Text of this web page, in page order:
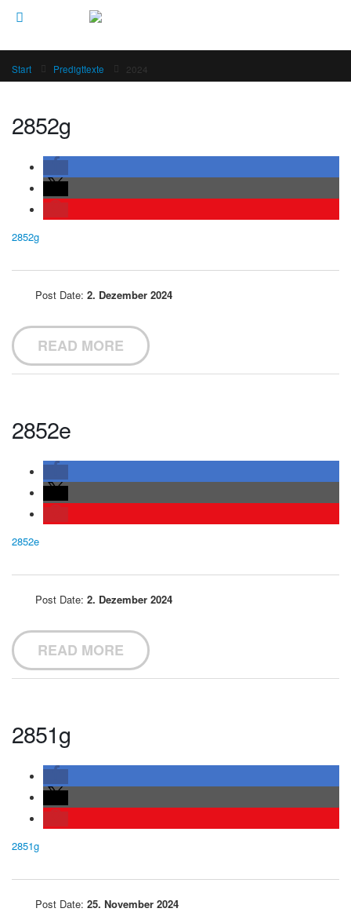
Start Predigttexte 2024
2852g
2852g
Post Date: 2. Dezember 2024
READ MORE
2852e
2852e
Post Date: 2. Dezember 2024
READ MORE
2851g
2851g
Post Date: 25. November 2024